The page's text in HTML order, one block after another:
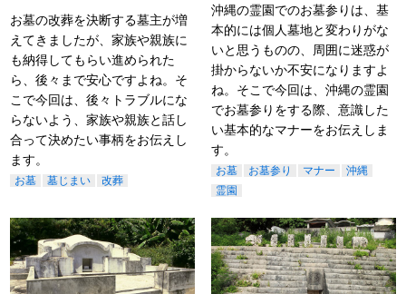
お墓の改葬を決断する墓主が増
えてきましたが、家族や親族に
も納得してもらい進められた
ら、後々まで安心ですよね。そ
こで今回は、後々トラブルにな
らないよう、家族や親族と話し
合って決めたい事柄をお伝えし
ます。
お墓 墓じまい 改葬
沖縄の霊園でのお墓参りは、基
本的には個人墓地と変わりがな
いと思うものの、周囲に迷惑が
掛からないか不安になりますよ
ね。そこで今回は、沖縄の霊園
でお墓参りをする際、意識した
い基本的なマナーをお伝えしま
す。
お墓 お墓参り マナー
沖縄
霊園